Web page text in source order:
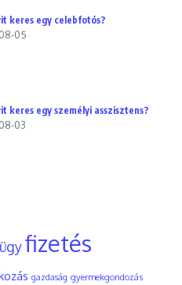
keres egy celebfotós?
05
keres egy személyi asszisztens?
03
fizetés
gazdaság gyermekgondozás